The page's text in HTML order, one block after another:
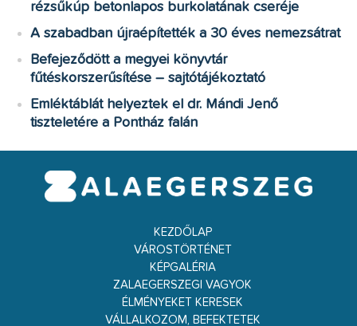
rézsűkúp betonlapos burkolatának cseréje
A szabadban újraépítették a 30 éves nemezsátrat
Befejeződött a megyei könyvtár
fűtéskorszerűsítése – sajtótájékoztató
Emléktáblát helyeztek el dr. Mándi Jenő
tiszteletére a Pontház falán
KEZDŐLAP
VÁROSTÖRTÉNET
KÉPGALÉRIA
ZALAEGERSZEGI VAGYOK
ÉLMÉNYEKET KERESEK
VÁLLALKOZOM, BEFEKTETEK